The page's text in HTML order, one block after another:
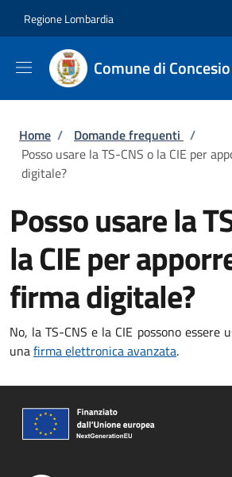
Regione Lombardia
Comune di Concesio
Briciole di pane
Home / Domande frequenti /
Posso usare la TS-CNS o la CIE per
digitale?
Posso usare la
la CIE per
firma digitale?
No, la TS-CNS e la CIE possono essere
unafirma elettronica avanzata.